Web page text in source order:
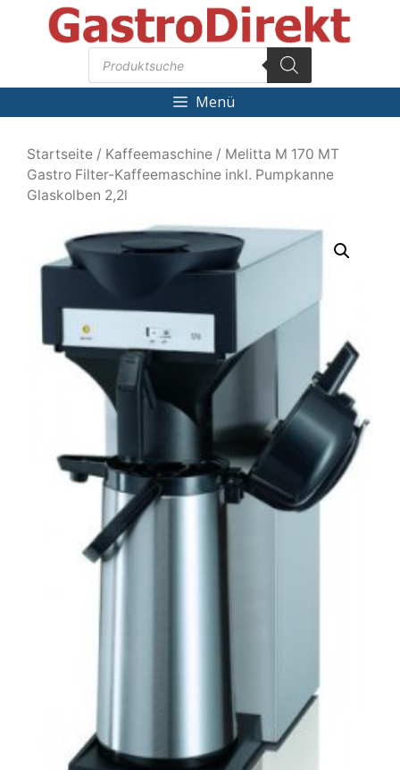
Products
search
Menü
Startseite / Kaffeemaschine / Melitta M 170 MT
Gastro Filter-Kaffeemaschine inkl. Pumpkanne
Glaskolben 2,2l